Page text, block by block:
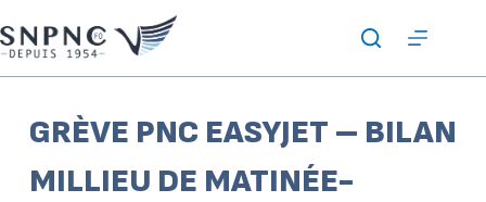
GRÈVE PNC EASYJET – BILAN
MILLIEU DE MATINÉE-